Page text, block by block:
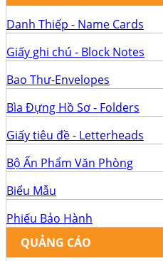
Danh Thiếp - Name Cards
Giấy ghi chú - Block Notes
Bao Thư-Envelopes
Bìa Đựng Hồ Sơ - Folders
Giấy tiêu đề - Letterheads
Bộ Ấn Phẩm Văn Phòng
Biểu Mẫu
Phiếu Bảo Hành
QUẢNG CÁO